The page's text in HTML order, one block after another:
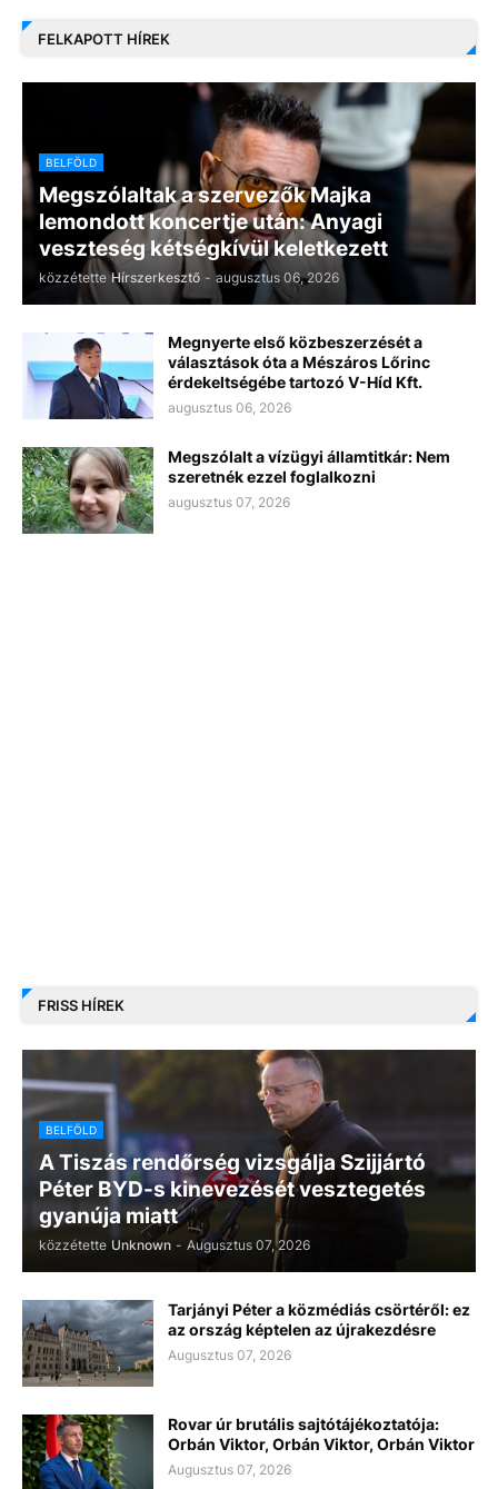
FELKAPOTT HÍREK
BELFÖLD
Megszólaltak a szervezők Majka
lemondott koncertje után: Anyagi
veszteség kétségkívül keletkezett
közzétette Hírszerkesztő - augusztus 06, 2026
Megnyerte első közbeszerzését a
választások óta a Mészáros Lőrinc
érdekeltségébe tartozó V-Híd Kft.
augusztus 06, 2026
Megszólalt a vízügyi államtitkár: Nem
szeretnék ezzel foglalkozni
augusztus 07, 2026
FRISS HÍREK
BELFÖLD
A Tiszás rendőrség vizsgálja Szijjártó
Péter BYD-s kinevezését vesztegetés
gyanúja miatt
közzétette Unknown - Augusztus 07, 2026
Tarjányi Péter a közmédiás csörtéről: ez
az ország képtelen az újrakezdésre
Augusztus 07, 2026
Rovar úr brutális sajtótájékoztatója:
Orbán Viktor, Orbán Viktor, Orbán Viktor
Augusztus 07, 2026